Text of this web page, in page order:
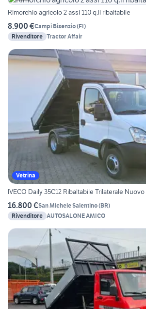
Rimorchio agricolo 2 assi 110 q.li ribaltabile
8.900 €Campi Bisenzio(FI)
Rivenditore Tractor Affair
Vetrina
IVECO Daily 35C12 Ribaltabile Trilaterale Nuovo
16.800 €San Michele Salentino(BR)
Rivenditore AUTOSALONE AMICO